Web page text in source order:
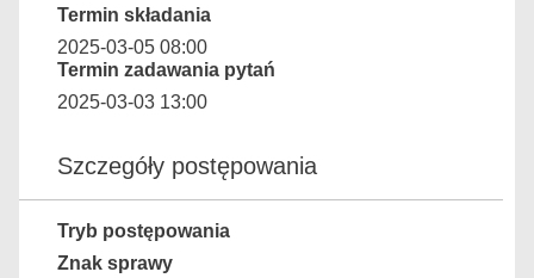
Termin składania
2025-03-05 08:00
Termin zadawania pytań
2025-03-03 13:00
Szczegóły postępowania
Tryb postępowania
Znak sprawy